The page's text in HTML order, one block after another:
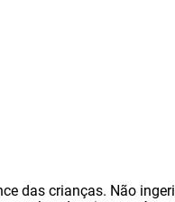
das crianças. Não